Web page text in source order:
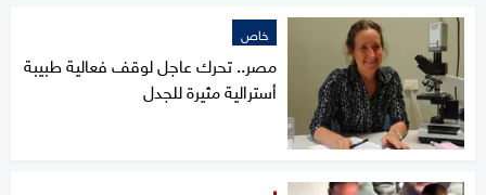
خاص
مصر.. تحرك عاجل لوقف فعالية طبيبة
أسترالية مثيرة للجدل